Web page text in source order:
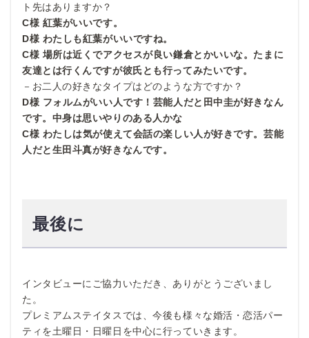
ト先はありますか？
C様 紅葉がいいです。
D様 わたしも紅葉がいいですね。
C様 場所は近くでアクセスが良い鎌倉とかいいな。たまに
友達とは行くんですが彼氏とも行ってみたいです。
－お二人の好きなタイプはどのような方ですか？
D様 フォルムがいい人です！芸能人だと田中圭が好きなん
です。中身は思いやりのある人かな
C様 わたしは気が使えて会話の楽しい人が好きです。芸能
人だと生田斗真が好きなんです。
最後に
インタビューにご協力いただき、ありがとうございまし
た。
プレミアムステイタスでは、今後も様々な婚活・恋活パー
ティを土曜日・日曜日を中心に行っていきます。